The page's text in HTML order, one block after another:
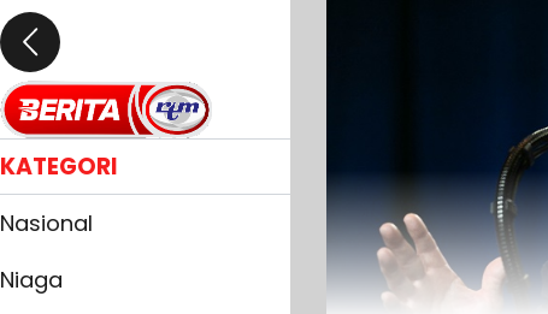
KATEGORI
Nasional
Niaga